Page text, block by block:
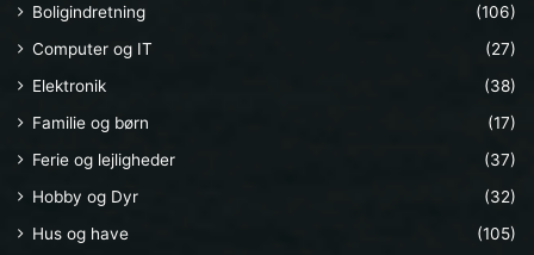
Boligindretning
(106)
Computer og IT
(27)
Elektronik
(38)
Familie og børn
(17)
Ferie og lejligheder
(37)
Hobby og Dyr
(32)
Hus og have
(105)